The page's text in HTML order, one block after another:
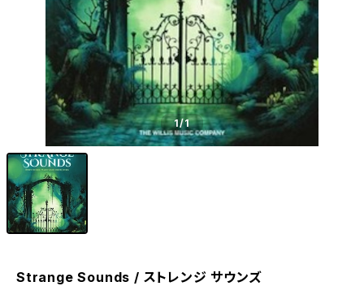
1/1
Strange Sounds / ストレンジ サウンズ